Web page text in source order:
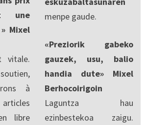
une
Mixel
vitale.
à
libre
menpe gaude.
«Preziorik gabeko
gauzek, usu, balio
handia dute» Mixel
Berhocoirigoin
Laguntza hau
ezinbestekoa zaigu.